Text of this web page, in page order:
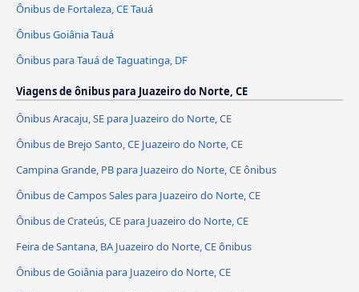
Ônibus de Fortaleza, CE Tauá
Ônibus Goiânia Tauá
Ônibus para Tauá de Taguatinga, DF
Viagens de ônibus para Juazeiro do Norte, CE
Ônibus Aracaju, SE para Juazeiro do Norte, CE
Ônibus de Brejo Santo, CE Juazeiro do Norte, CE
Campina Grande, PB para Juazeiro do Norte, CE ônibus
Ônibus de Campos Sales para Juazeiro do Norte, CE
Ônibus de Crateús, CE para Juazeiro do Norte, CE
Feira de Santana, BA Juazeiro do Norte, CE ônibus
Ônibus de Goiânia para Juazeiro do Norte, CE